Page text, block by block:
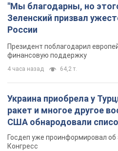
"Мы благодарны, но
Зеленский призвал
России
Президент поблагодарил
финансовую поддержку
4 часа назад 64,2 т.
Украина приобрела у
ракет и многое другое
США обнародовали
Госдеп уже проинформировал об
Конгресс